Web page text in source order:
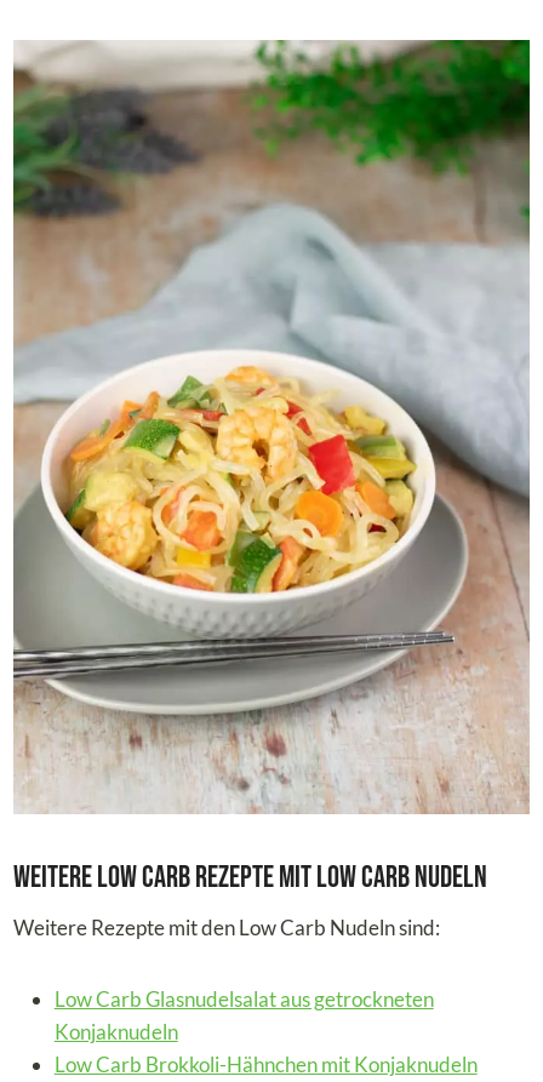
Weitere Low Carb Rezepte mit Low Carb Nudeln
Weitere Rezepte mit den Low Carb Nudeln sind:
Low Carb Glasnudelsalat aus getrockneten
Konjaknudeln
Low Carb Brokkoli-Hähnchen mit Konjaknudeln